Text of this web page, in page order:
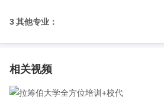
网球与羽毛球场及宽阔的体育场，每个校
许多俱乐部与社团都是为留学生开设的，
斯兰教团体，澳大利亚日本人社交俱乐部
3 其他专业：
相关视频